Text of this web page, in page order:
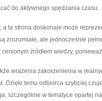
do aktywnego spędzania czasu.
ta strona doskonale może
zrozumiałe, ale jednocześnie
źródłem wiedzy,
wrażenia zakorzenienia w
Dzięki temu odbiorca szybciej
szczególnie w tematyce opartej